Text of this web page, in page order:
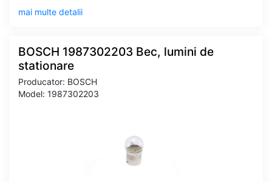
mai multe detalii
BOSCH 1987302203 Bec, lumini de
stationare
Producator: BOSCH
Model: 1987302203